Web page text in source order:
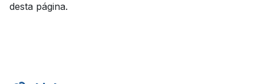
desta página.